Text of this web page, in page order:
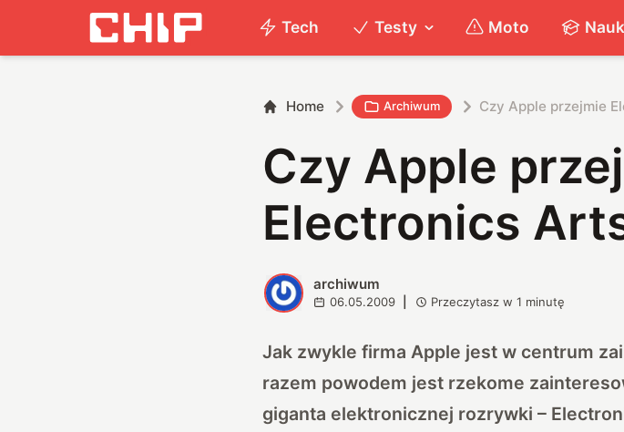
Tech Testy Moto
Home Archiwum Czy Apple przejmie
Czy Apple
Electronics
A archiwum
06.05.2009 Przeczytasz w1 minutę
Jak zwykle firma Apple jest w centrum
razem powodem jest rzekome
giganta elektronicznej rozrywki –